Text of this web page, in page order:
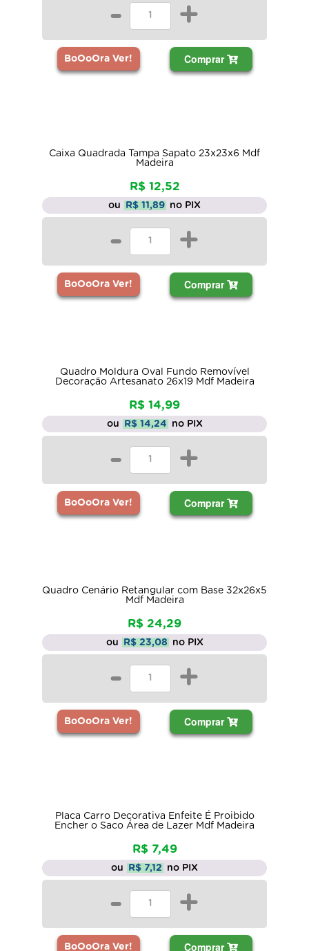
- +
BoOoOra Ver! Comprar
Caixa Quadrada Tampa Sapato 23x23x6 Mdf
Madeira
R$ 12,52
ou R$ 11,89 no PIX
- +
BoOoOra Ver! Comprar
Quadro Moldura Oval Fundo Removível
Decoração Artesanato 26x19 Mdf Madeira
R$ 14,99
ou R$ 14,24 no PIX
- +
BoOoOra Ver! Comprar
Quadro Cenário Retangular com Base 32x26x5
Mdf Madeira
R$ 24,29
ou R$ 23,08 no PIX
- +
BoOoOra Ver! Comprar
Placa Carro Decorativa Enfeite É Proibido
Encher o Saco Área de Lazer Mdf Madeira
R$ 7,49
ou R$ 7,12 no PIX
- +
BoOoOra Ver! Comprar